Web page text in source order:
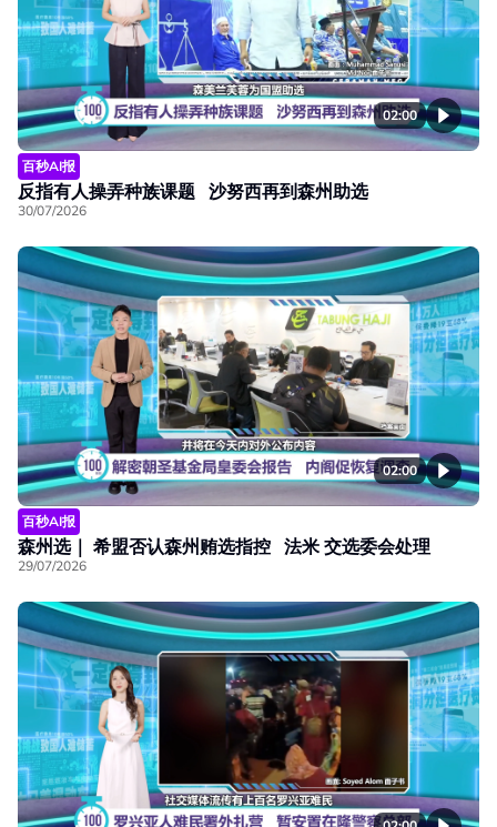
02:00
百秒AI报
反指有人操弄种族课题 沙努西再到森州助选
30/07/2026
02:00
百秒AI报
森州选｜ 希盟否认森州贿选指控 法米 交选委会处理
29/07/2026